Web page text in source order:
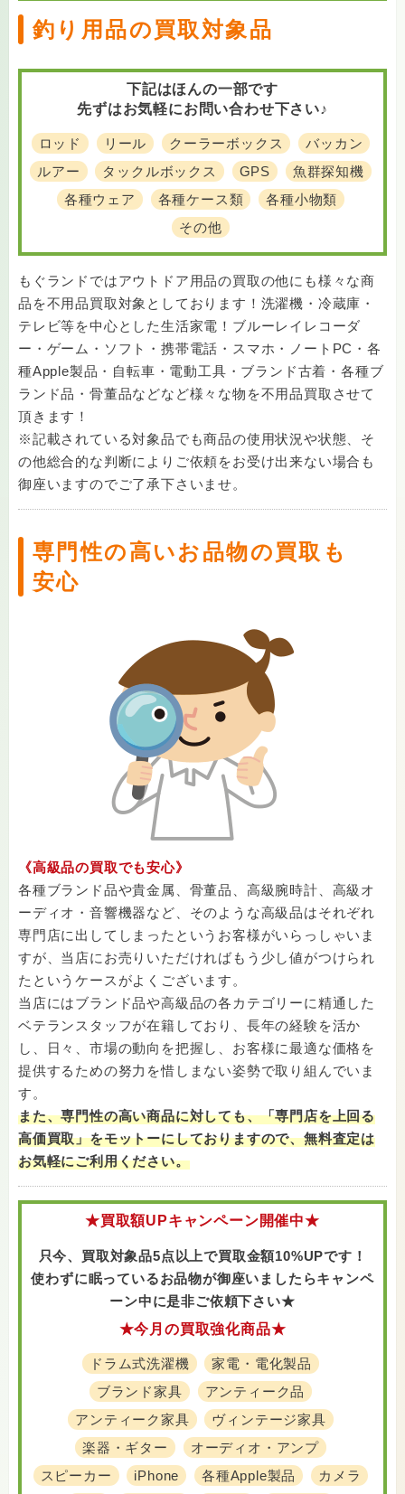
釣り用品の買取対象品
下記はほんの一部です
先ずはお気軽にお問い合わせ下さい♪
ロッド リール クーラーボックス
バッカン
ルアー
タックルボックス GPS
魚群探知機
各種ウェア
各種ケース類
各種小物類
その他
もぐランドではアウトドア用品の買取の他にも様々な商
品を不用品買取対象としております！洗濯機・冷蔵庫・
テレビ等を中心とした生活家電！ブルーレイレコーダ
ー・ゲーム・ソフト・携帯電話・スマホ・ノートPC・各
種Apple製品・自転車・電動工具・ブランド古着・各種ブ
ランド品・骨董品などなど様々な物を不用品買取させて
頂きます！
※記載されている対象品でも商品の使用状況や状態、そ
の他総合的な判断によりご依頼をお受け出来ない場合も
御座いますのでご了承下さいませ。
専門性の高いお品物の買取も
安心
《高級品の買取でも安心》
各種ブランド品や貴金属、骨董品、高級腕時計、高級オ
ーディオ・音響機器など、そのような高級品はそれぞれ
専門店に出してしまったというお客様がいらっしゃいま
すが、当店にお売りいただければもう少し値がつけられ
たというケースがよくございます。
当店にはブランド品や高級品の各カテゴリーに精通した
ベテランスタッフが在籍しており、長年の経験を活か
し、日々、市場の動向を把握し、お客様に最適な価格を
提供するための努力を惜しまない姿勢で取り組んでいま
す。
また、専門性の高い商品に対しても、「専門店を上回る
高価買取」をモットーにしておりますので、無料査定は
お気軽にご利用ください。
★買取額UPキャンペーン開催中★
只今、買取対象品5点以上で買取金額10%UPです！
使わずに眠っているお品物が御座いましたらキャンペ
ーン中に是非ご依頼下さい★
★今月の買取強化商品★
ドラム式洗濯機
家電・電化製品
ブランド家具
アンティーク品
アンティーク家具
ヴィンテージ家具
楽器・ギター
オーディオ・アンプ
スピーカー
iPhone 各種Apple製品 カメラ